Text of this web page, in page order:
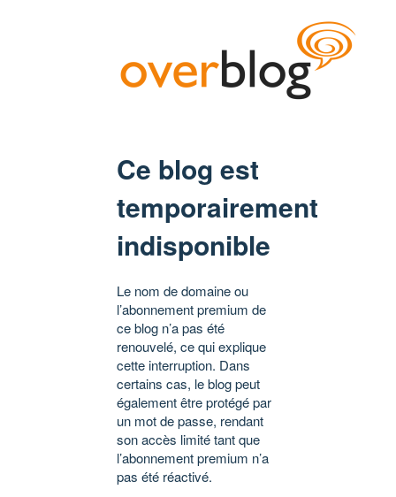
Ce blog est
temporairement
indisponible
Le nom de domaine ou
l’abonnement premium de
ce blog n’a pas été
renouvelé, ce qui explique
cette interruption. Dans
certains cas, le blog peut
également être protégé par
un mot de passe, rendant
son accès limité tant que
l’abonnement premium n’a
pas été réactivé.